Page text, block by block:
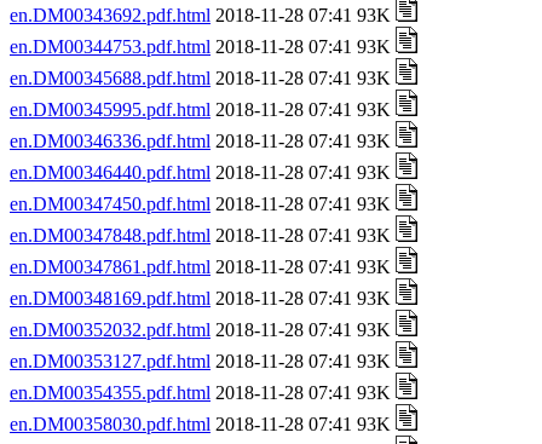
en.DM00343692.pdf.html 2018-11-28 07:41 93K
en.DM00344753.pdf.html 2018-11-28 07:41 93K
en.DM00345688.pdf.html 2018-11-28 07:41 93K
en.DM00345995.pdf.html 2018-11-28 07:41 93K
en.DM00346336.pdf.html 2018-11-28 07:41 93K
en.DM00346440.pdf.html 2018-11-28 07:41 93K
en.DM00347450.pdf.html 2018-11-28 07:41 93K
en.DM00347848.pdf.html 2018-11-28 07:41 93K
en.DM00347861.pdf.html 2018-11-28 07:41 93K
en.DM00348169.pdf.html 2018-11-28 07:41 93K
en.DM00352032.pdf.html 2018-11-28 07:41 93K
en.DM00353127.pdf.html 2018-11-28 07:41 93K
en.DM00354355.pdf.html 2018-11-28 07:41 93K
en.DM00358030.pdf.html 2018-11-28 07:41 93K